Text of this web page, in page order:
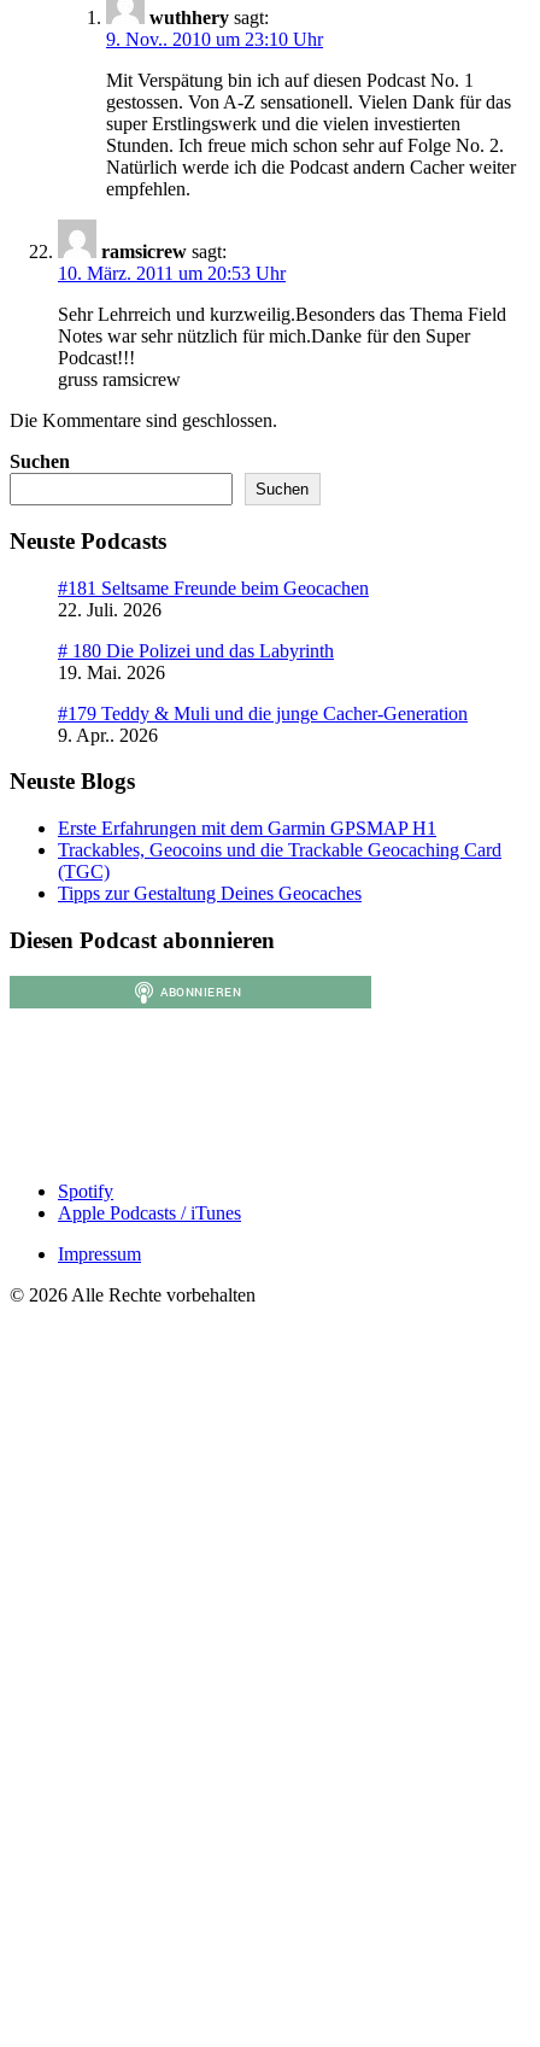
wuthhery sagt:
9. Nov.. 2010 um 23:10 Uhr
Mit Verspätung bin ich auf diesen Podcast No. 1
gestossen. Von A-Z sensationell. Vielen Dank für das
super Erstlingswerk und die vielen investierten
Stunden. Ich freue mich schon sehr auf Folge No. 2.
Natürlich werde ich die Podcast andern Cacher weiter
empfehlen.
ramsicrew sagt:
10. März. 2011 um 20:53 Uhr
Sehr Lehrreich und kurzweilig.Besonders das Thema Field
Notes war sehr nützlich für mich.Danke für den Super
Podcast!!!
gruss ramsicrew
Die Kommentare sind geschlossen.
Suchen
Suchen
Neuste Podcasts
#181 Seltsame Freunde beim Geocachen
22. Juli. 2026
# 180 Die Polizei und das Labyrinth
19. Mai. 2026
#179 Teddy & Muli und die junge Cacher-Generation
9. Apr.. 2026
Neuste Blogs
Erste Erfahrungen mit dem Garmin GPSMAP H1
Trackables, Geocoins und die Trackable Geocaching Card
(TGC)
Tipps zur Gestaltung Deines Geocaches
Diesen Podcast abonnieren
Spotify
Apple Podcasts / iTunes
Impressum
© 2026 Alle Rechte vorbehalten